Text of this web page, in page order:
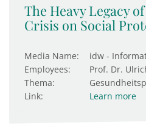
The Heavy Legacy
Crisis on Social
Media Name:
idw -
Employees:
Prof. Dr.
Thema:
Link:
Learn more